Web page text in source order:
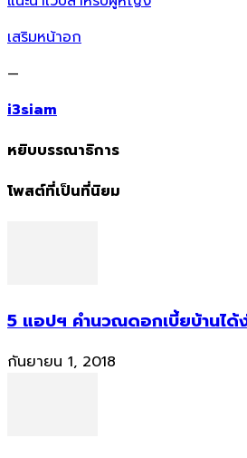
เสริมหน้าอก
—
i3siam
หยิบบรรณาธิการ
โพสต์ที่เป็นที่นิยม
5 แอปฯ คำนวณดอกเบี้ยบ้านได้
กันยายน 1, 2018